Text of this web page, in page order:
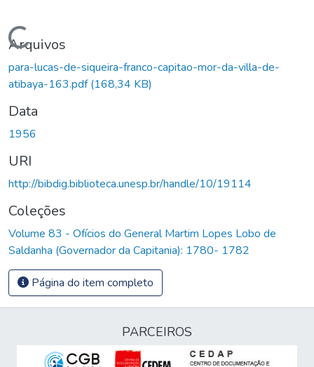
Carregando...
Arquivos
para-lucas-de-siqueira-franco-capitao-mor-da-villa-de-
atibaya-163.pdf(168,34 KB)
Data
1956
URI
http://bibdig.biblioteca.unesp.br/handle/10/19114
Coleções
Volume 83 - Ofícios do General Martim Lopes Lobo de
Saldanha (Governador da Capitania): 1780- 1782
Página do item completo
PARCEIROS